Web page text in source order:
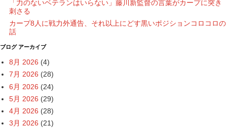
「力のないベテランはいらない」藤川新監督の言葉がカープに突き
刺さる
カープ8人に戦力外通告、それ以上にどす黒いポジションコロコロの
話
ブログ アーカイブ
8月 2026 (4)
7月 2026 (28)
6月 2026 (24)
5月 2026 (29)
4月 2026 (28)
3月 2026 (21)